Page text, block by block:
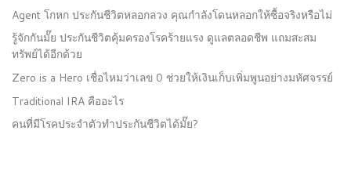
Agent โกหก ประกันชีวิตหลอกลวง คุณกำลังโดนหลอกให้ซื้อจริงหรือไม่
รู้จักกันมั๊ย ประกันชีวิตคุ้มครองโรคร้ายแรง ดูแลตลอดชีพ แถมสะสม
ทรัพย์ได้อีกด้วย
Zero is a Hero เชื่อไหมว่าเลข 0 ช่วยให้เงินเก็บเพิ่มพูนอย่างมหัศจรรย์
Traditional IRA คืออะไร
คนที่มีโรคประจำตัวทำประกันชีวิตได้มั๊ย?